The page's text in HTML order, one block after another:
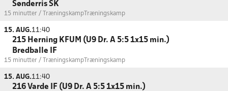
Sønderris SK
15 minutter / Træningskamp Træningskamp
15. AUG.11:40
215 Herning KFUM (U9 Dr. A 5:5 1x15 min.)
Bredballe IF
15 minutter / Træningskamp Træningskamp
15. AUG.11:40
216 Varde IF (U9 Dr. A 5:5 1x15 min.)